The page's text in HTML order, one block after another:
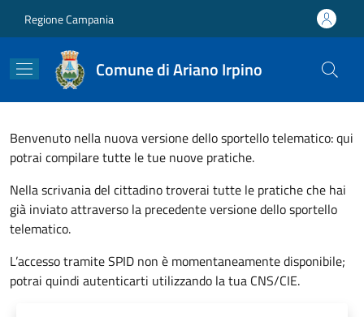
Regione Campania
Comune di Ariano Irpino
Benvenuto nella nuova versione dello sportello telematico: qui
potrai compilare tutte le tue nuove pratiche.
Nella scrivania del cittadino troverai tutte le pratiche che hai
già inviato attraverso la precedente versione dello sportello
telematico.
L’accesso tramite SPID non è momentaneamente disponibile;
potrai quindi autenticarti utilizzando la tua CNS/CIE.